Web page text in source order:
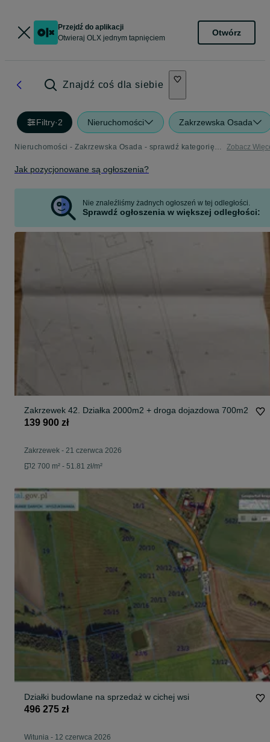
Przejdź do aplikacji
Otwieraj OLX jednym tapnięciem
Otwórz
Znajdź coś dla siebie
Filtry·2 Nieruchomości Zakrzewska Osada
Nieruchomości - Zakrzewska Osada - sprawdź kategorię Nieruchomości Zobacz
Jak pozycjonowane są ogłoszenia?
Nie znaleźliśmy żadnych ogłoszeń w tej odległości.
Sprawdź ogłoszenia w większej odległości:
Zakrzewek 42. Działka 2000m2 + droga dojazdowa 700m2
139 900 zł
Zakrzewek - 21 czerwca 2026
2 700 m² - 51.81 zł/m²
Działki budowlane na sprzedaż w cichej wsi
496 275 zł
Witunia - 12 czerwca 2026